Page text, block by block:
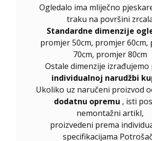
Ogledalo ima mliječno
traku na površini
Standardne dimenzije
promjer 50cm, promjer 60cm,
70cm, promjer 80cm
Ostale dimenzije izrađujemo
individualnoj narudžbi
Ukoliko uz naručeni proizvod
dodatnu opremu , isti
nemontažni artikl,
proizvedeni prema
specifikacijama